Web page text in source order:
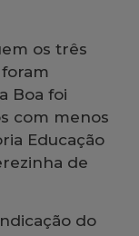
os três
Boa foi
com menos
Educação
de
do